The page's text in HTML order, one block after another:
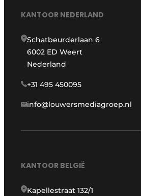
KANTOOR NEDERLAND
Schatbeurderlaan 6
6002 ED Weert
Nederland
+31 495 450095
info@louwersmediagroep.nl
KANTOOR BELGIË
Kapellestraat 132/1